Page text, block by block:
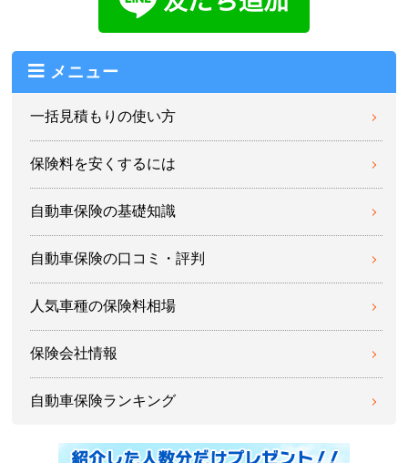
メニュー
一括見積もりの使い方
保険料を安くするには
自動車保険の基礎知識
自動車保険の口コミ・評判
人気車種の保険料相場
保険会社情報
自動車保険ランキング